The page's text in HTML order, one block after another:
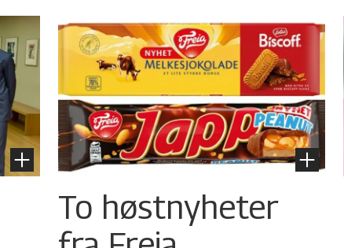
To høstnyheter